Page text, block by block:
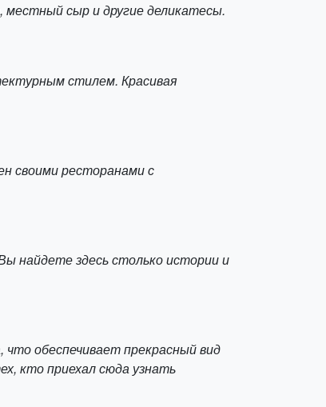
сыр и другие деликатесы.
стилем. Красивая
своими ресторанами с
найдете здесь столько истории и
обеспечивает прекрасный вид
кто приехал сюда узнать